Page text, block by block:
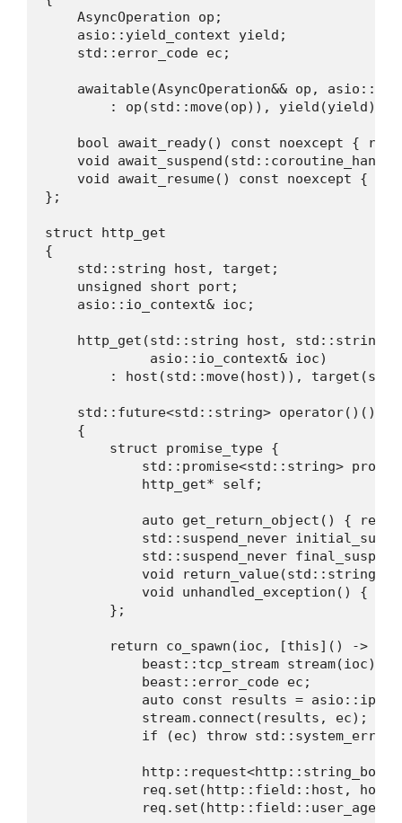
    AsyncOperation op;
    asio::yield_context yield;
    std::error_code ec;
awaitable(AsyncOperation&& op,
        : op(std::move(op)), yield(yield) {}
bool await_ready() const noexcept {
void
void await_resume() const noexcept { if
};
struct http_get
{
    std::string host, target;
    unsigned short port;
    asio::io_context& ioc;
http_get(std::string host, std::string
             asio::io_context& ioc)
: host(std::move(host)),
    std::future<std::string> operator()()
    {
        struct promise_type {
            std::promise<std::string> prom;
            http_get* self;
auto get_return_object() {
std::suspend_never
std::suspend_never
void
void unhandled_exception() {
        };
return co_spawn(ioc, [this]() ->
            beast::tcp_stream stream(ioc);
            beast::error_code ec;
auto const results =
            stream.connect(results, ec);
if (ec) throw
req.set(http::field::host,